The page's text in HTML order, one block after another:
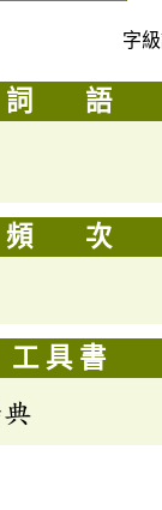
字
詞 語
頻 次
工 具 書